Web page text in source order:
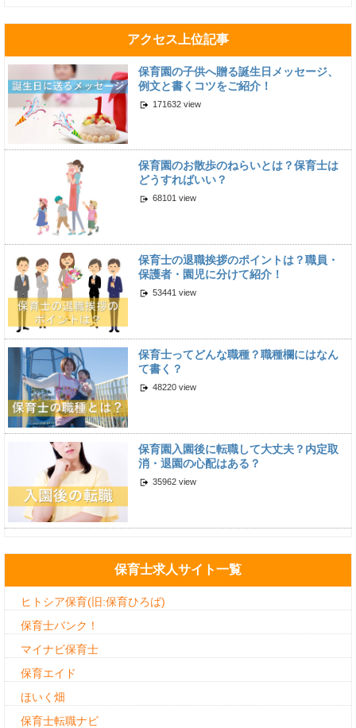
アクセス上位記事
保育園の子供へ贈る誕生日メッセージ、
例文と書くコツをご紹介！
171632 view
保育園のお散歩のねらいとは？保育士は
どうすればいい？
68101 view
保育士の退職挨拶のポイントは？職員・
保護者・園児に分けて紹介！
53441 view
保育士ってどんな職種？職種欄にはなん
て書く？
48220 view
保育園入園後に転職して大丈夫？内定取
消・退園の心配はある？
35962 view
保育士求人サイト一覧
ヒトシア保育(旧:保育ひろば)
保育士バンク！
マイナビ保育士
保育エイド
ほいく畑
保育士転職ナビ